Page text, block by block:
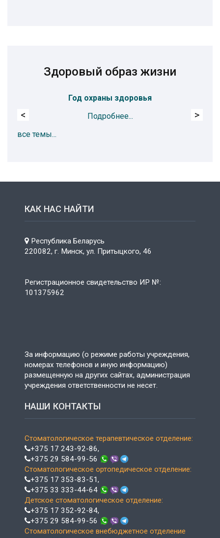
Здоровый образ жизни
Год охраны здоровья
Подробнее...
< >
все темы...
КАК НАС НАЙТИ
Республика Беларусь
220082, г. Минск, ул. Притыцкого, 46
Регистрационное свидетельство ИР №:
101375962
За информацию (о режиме работы учреждения,
номерах телефонов и иную информацию)
размещенную на других сайтах, администрация
учреждения ответственности не несет.
НАШИ КОНТАКТЫ
Стоматологическое терапевтическое отделение:
+375 17 243-92-86,
+375 29 584-99-56
Стоматологическое ортопедическое отделение:
+375 17 353-83-51,
+375 33 333-44-64
Детское стоматологическое отделение:
+375 17 352-92-84,
+375 29 584-99-56
Стоматологическое внебюджетное отделение